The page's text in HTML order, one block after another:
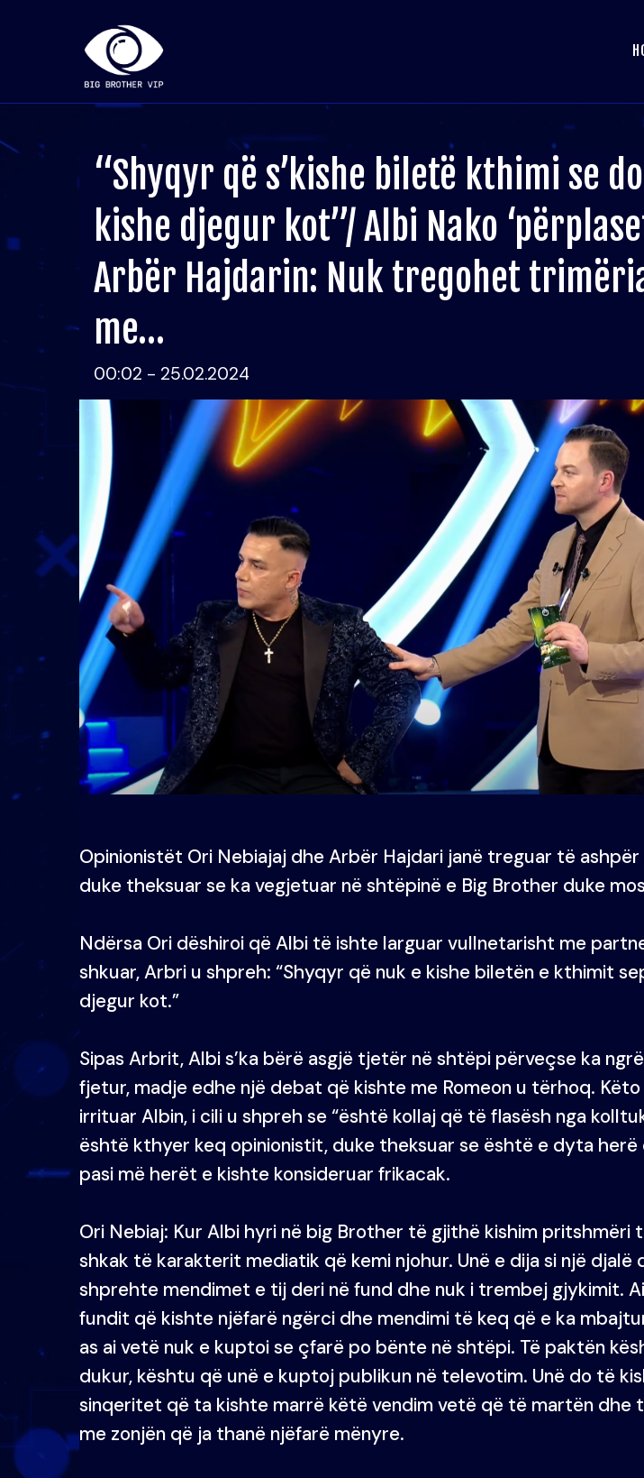
“Shyqyr që s’kishe biletë kthimi se
kishe djegur kot”/ Albi Nako
Arbër Hajdarin: Nuk tregohet
me…
00:02 - 25.02.2024
Opinionistët Ori Nebiajaj dhe Arbër Hajdari janë treguar të ashpër
duke theksuar se ka vegjetuar në shtëpinë e Big Brother duke
Ndërsa Ori dëshiroi që Albi të ishte larguar vullnetarisht me
shkuar, Arbri u shpreh: “Shyqyr që nuk e kishe biletën e kthimit
djegur kot.”
Sipas Arbrit, Albi s’ka bërë asgjë tjetër në shtëpi përveçse ka
fjetur, madje edhe një debat që kishte me Romeon u tërhoq.
irrituar Albin, i cili u shpreh se “është kollaj që të flasësh nga
është kthyer keq opinionistit, duke theksuar se është e dyta herë
pasi më herët e kishte konsideruar frikacak.
Ori Nebiaj: Kur Albi hyri në big Brother të gjithë kishim pritshmëri
shkak të karakterit mediatik që kemi njohur. Unë e dija si një djalë
shprehte mendimet e tij deri në fund dhe nuk i trembej gjykimit.
fundit që kishte njëfarë ngërci dhe mendimi të keq që e ka
as ai vetë nuk e kuptoi se çfarë po bënte në shtëpi. Të paktën
dukur, kështu që unë e kuptoj publikun në televotim. Unë do të
sinqeritet që ta kishte marrë këtë vendim vetë që të martën dhe
me zonjën që ja thanë njëfarë mënyre.